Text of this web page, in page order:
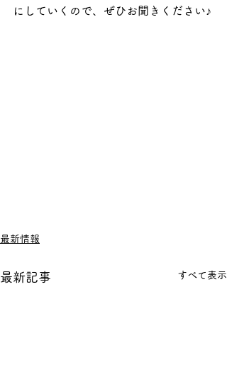
にしていくので、ぜひお聞きください♪
最新情報
最新記事 すべて表示